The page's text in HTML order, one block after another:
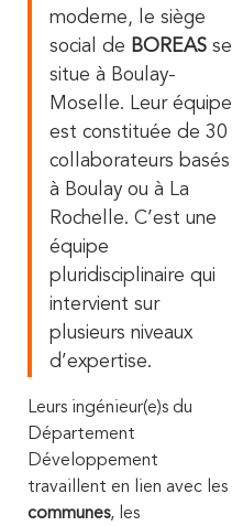
moderne, le siège
social de BOREAS se
situe à Boulay-
Moselle. Leur équipe
est constituée de 30
collaborateurs basés
à Boulay ou à La
Rochelle. C’est une
équipe
pluridisciplinaire qui
intervient sur
plusieurs niveaux
d’expertise.
Leurs ingénieur(e)s du
Département
Développement
travaillent en lien avec les
communes, les